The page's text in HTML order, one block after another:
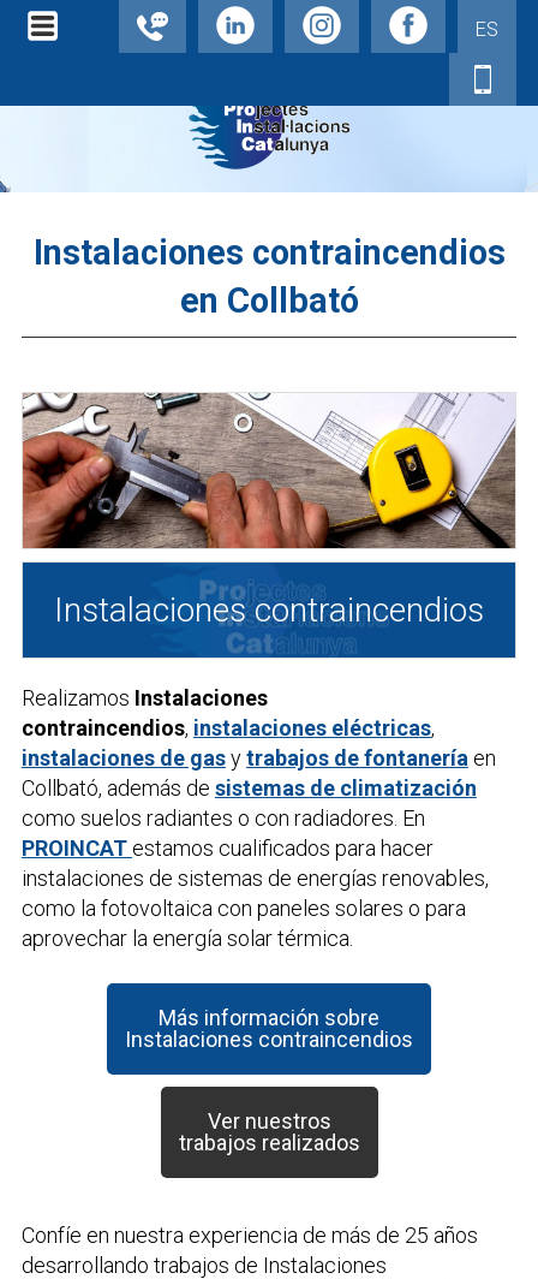
ES
Instalaciones contraincendios
en Collbató
Instalaciones contraincendios
Realizamos Instalaciones
contraincendios, instalaciones eléctricas,
instalaciones de gasytrabajos de fontanería en
Collbató, además de sistemas de climatización
como suelos radiantes o con radiadores. En
PROINCAT estamos cualificados para hacer
instalaciones de sistemas de energías renovables,
como la fotovoltaica con paneles solares o para
aprovechar la energía solar térmica.
Más información sobre
Instalaciones contraincendios
Ver nuestros
trabajos realizados
Confíe en nuestra experiencia de más de 25 años
desarrollando trabajos de Instalaciones